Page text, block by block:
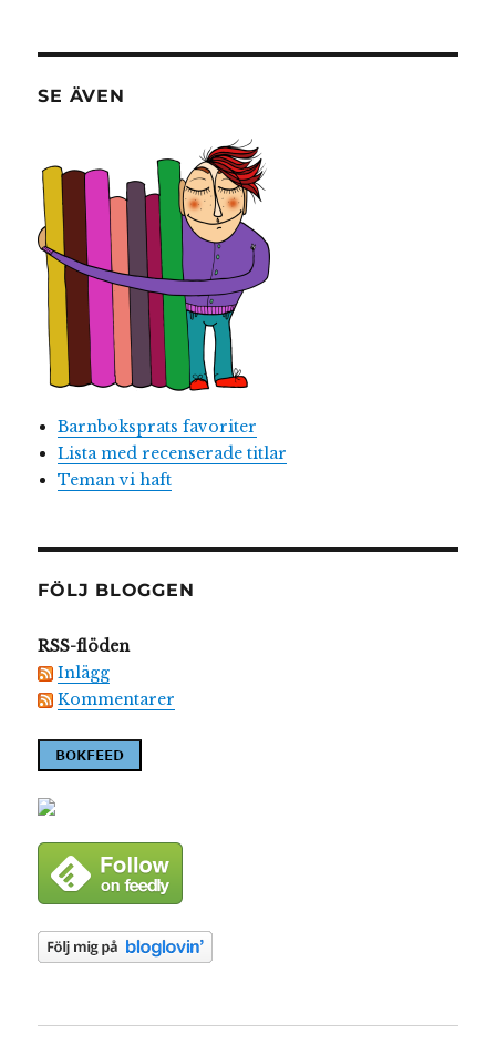
SE ÄVEN
Barnboksprats favoriter
Lista med recenserade titlar
Teman vi haft
FÖLJ BLOGGEN
RSS-flöden
Inlägg
Kommentarer